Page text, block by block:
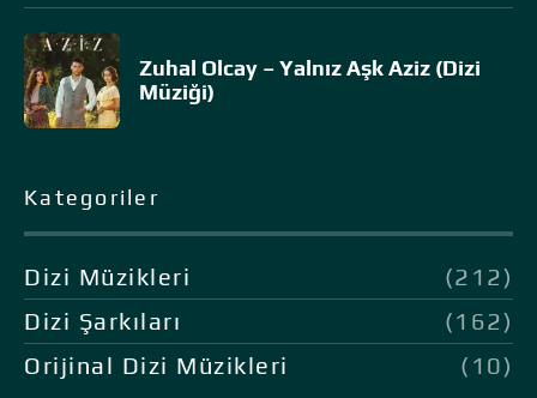
Zuhal Olcay – Yalnız Aşk Aziz (Dizi
Müziği)
Kategoriler
Dizi Müzikleri
(212)
Dizi Şarkıları
(162)
Orijinal Dizi Müzikleri
(10)